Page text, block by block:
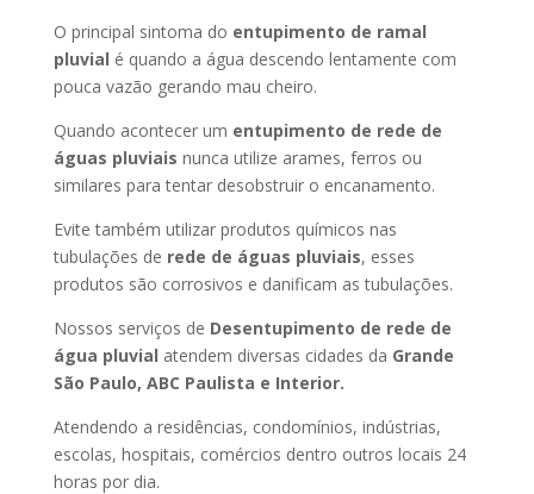
O principal sintoma do entupimento de ramal
pluvial é quando a água descendo lentamente com
pouca vazão gerando mau cheiro.
Quando acontecer um entupimento de rede de
águas pluviais nunca utilize arames, ferros ou
similares para tentar desobstruir o encanamento.
Evite também utilizar produtos químicos nas
tubulações de rede de águas pluviais, esses
produtos são corrosivos e danificam as tubulações.
Nossos serviços de Desentupimento de rede de
água pluvial atendem diversas cidades da Grande
São Paulo, ABC Paulista e Interior.
Atendendo a residências, condomínios, indústrias,
escolas, hospitais, comércios dentro outros locais 24
horas por dia.